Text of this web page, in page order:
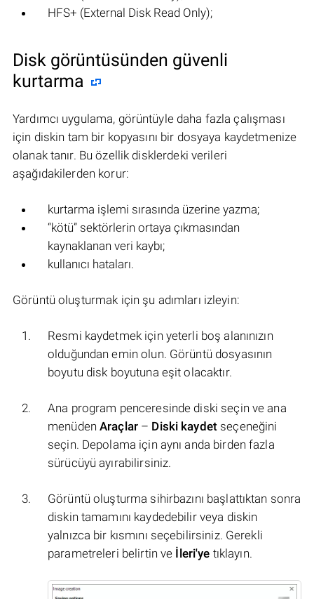
HFS+ (External Disk Read Only);
Disk görüntüsünden güvenli
kurtarma
Yardımcı uygulama, görüntüyle daha fazla çalışması
için diskin tam bir kopyasını bir dosyaya kaydetmenize
olanak tanır. Bu özellik disklerdeki verileri
aşağıdakilerden korur:
kurtarma işlemi sırasında üzerine yazma;
“kötü” sektörlerin ortaya çıkmasından
kaynaklanan veri kaybı;
kullanıcı hataları.
Görüntü oluşturmak için şu adımları izleyin:
Resmi kaydetmek için yeterli boş alanınızın
olduğundan emin olun. Görüntü dosyasının
boyutu disk boyutuna eşit olacaktır.
Ana program penceresinde diski seçin ve ana
menüdenAraçlar – Diski kaydet seçeneğini
seçin. Depolama için aynı anda birden fazla
sürücüyü ayırabilirsiniz.
Görüntü oluşturma sihirbazını başlattıktan sonra
diskin tamamını kaydedebilir veya diskin
yalnızca bir kısmını seçebilirsiniz. Gerekli
parametreleri belirtin ve İleri'ye tıklayın.